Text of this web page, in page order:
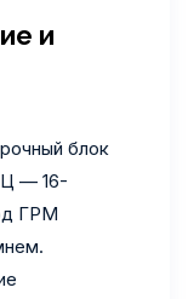
и
блок
— 16-
ГРМ